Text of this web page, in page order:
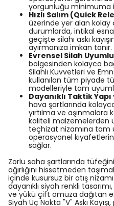
yorgunluğu minimuma
Hızlı Salım (Quick
üzerinde yer alan kolay
durumlarda, intikal
geçişte silahı askı
ayırmanıza imkan tanır.
Evrensel Silah
bölgesinden kolayca
Silahlı Kuvvetleri ve
kullanılan tüm piyade
modelleriyle tam
Dayanıklı Taktik
hava şartlarında
yırtılma ve aşınmalara
kaliteli malzemelerden
teçhizat nizamına tam
operasyonel
sağlar.
Zorlu saha şartlarında
ağırlığını hissetmeden
içinde kusursuz bir atış
dayanıklı siyah renkli
ve yükü çift omuza dağıtan
Siyah Üç Nokta "V" Askı